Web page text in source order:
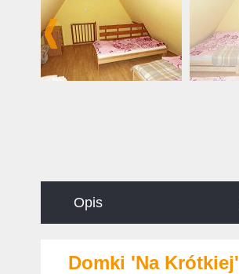
Opis
Domki 'Na Krótkiej'